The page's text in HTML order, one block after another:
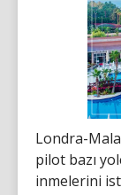
Londra-
pilot bazı
inmelerini